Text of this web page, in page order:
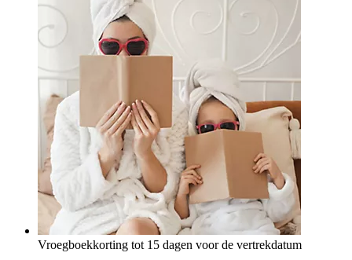
Vroegboekkorting tot 15 dagen voor de vertrekdatum